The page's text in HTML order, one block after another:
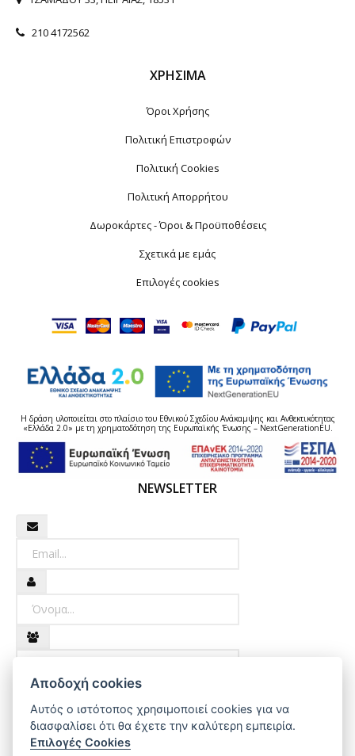
210 4172562
ΧΡΉΣΙΜΑ
Όροι Χρήσης
Πολιτική Επιστροφών
Πολιτική Cookies
Πολιτική Απορρήτου
Δωροκάρτες - Όροι & Προϋποθέσεις
Σχετικά με εμάς
Επιλογές cookies
Η δράση υλοποιείται στο πλαίσιο του Εθνικού Σχεδίου Ανάκαμψης και Ανθεκτικότητας
«Ελλάδα 2.0» με τη χρηματοδότηση της Ευρωπαϊκής Ένωσης – NextGenerationEU.
NEWSLETTER
Newsletter
Όνομα
Επώνυμο
Αποδοχή cookies
Αυτός ο ιστότοπος χρησιμοποιεί cookies για να
διασφαλίσει ότι θα έχετε την καλύτερη εμπειρία.
Επιλογές Cookies